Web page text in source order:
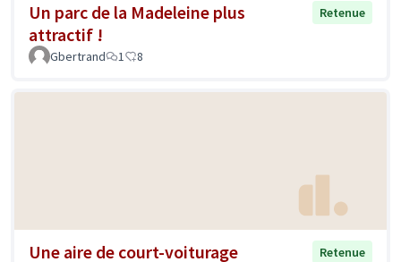
Un parc de la Madeleine plus
attractif !
Retenue
Gbertrand 1 8
Une aire de court-voiturage Retenue